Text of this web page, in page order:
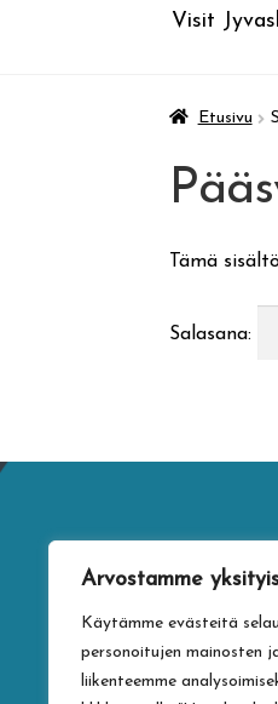
Arvostamme
Käytämme evästeitä
personoitujen mainosten
liikenteemme
Visit
Etusivu
Tämä
Salasana: